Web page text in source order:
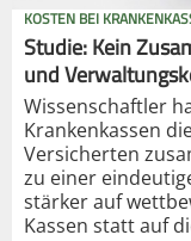
KOSTEN BEI
Studie: Kein
und
Wissenschaftler
Krankenkassen
Versicherten
zu einer
stärker auf
Kassen statt auf